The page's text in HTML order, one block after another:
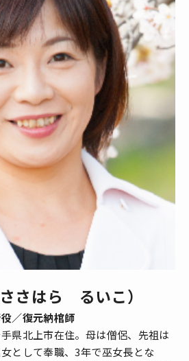
さはら るいこ）
／復元納棺師
県北上市在住。母は僧侶、先祖は
として奉職、3年で巫女長とな